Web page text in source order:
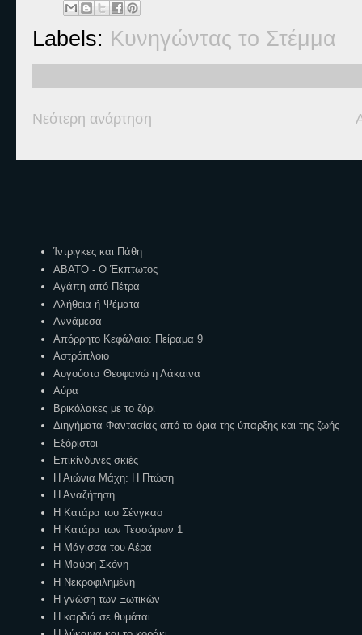
Labels: Κυνηγώντας το Στέμμα
Νεότερη ανάρτηση
Ίντριγκες και Πάθη
ΑΒΑΤΟ - Ο Έκπτωτος
Αγάπη από Πέτρα
Αλήθεια ή Ψέματα
Αννάμεσα
Απόρρητο Κεφάλαιο: Πείραμα 9
Αστρόπλοιο
Αυγούστα Θεοφανώ η Λάκαινα
Αύρα
Βρικόλακες με το ζόρι
Διηγήματα Φαντασίας από τα όρια της ύπαρξης και της ζωής
Εξόριστοι
Επικίνδυνες σκιές
Η Αιώνια Μάχη: Η Πτώση
Η Αναζήτηση
Η Κατάρα του Σένγκαο
Η Κατάρα των Τεσσάρων 1
Η Μάγισσα του Αέρα
Η Μαύρη Σκόνη
Η Νεκροφιλημένη
Η γνώση των Ξωτικών
Η καρδιά σε θυμάται